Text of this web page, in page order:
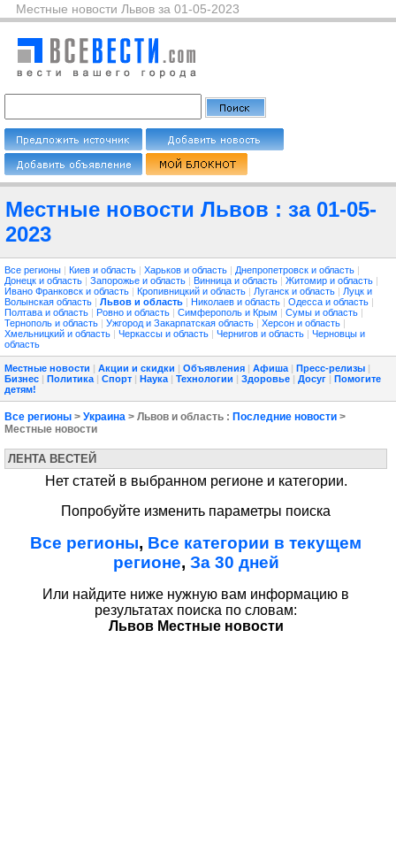
Местные новости Львов за 01-05-2023
Местные новости Львов : за 01-05-
2023
Все регионы | Киев и область | Харьков и область | Днепропетровск и область |
Донецк и область | Запорожье и область | Винница и область | Житомир и область |
Ивано Франковск и область | Кропивницкий и область | Луганск и область | Луцк и
Волынская область | Львов и область | Николаев и область | Одесса и область |
Полтава и область | Ровно и область | Симферополь и Крым | Сумы и область |
Тернополь и область | Ужгород и Закарпатская область | Херсон и область |
Хмельницкий и область | Черкассы и область | Чернигов и область | Черновцы и
область
Местные новости | Акции и скидки | Объявления | Афиша | Пресс-релизы |
Бизнес | Политика | Спорт | Наука | Технологии | Здоровье | Досуг | Помогите
детям!
Все регионы > Украина > Львов и область : Последние новости >
Местные новости
ЛЕНТА ВЕСТЕЙ
Нет статей в выбранном регионе и категории.
Попробуйте изменить параметры поиска
Все регионы, Все категории в текущем
регионе, За 30 дней
Или найдите ниже нужную вам информацию в
результатах поиска по словам:
Львов Местные новости